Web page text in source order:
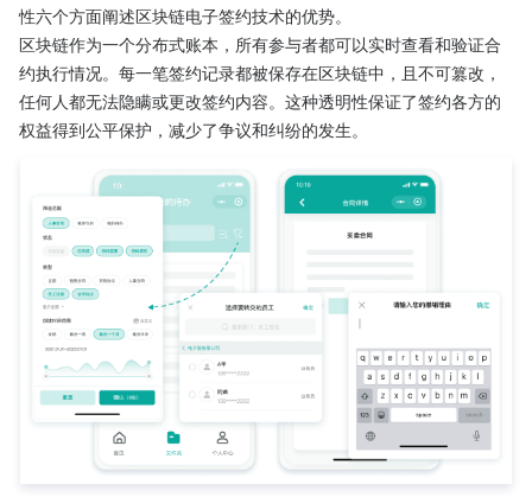
性六个方面阐述区块链电子签约技术的优势。
区块链作为一个分布式账本，所有参与者都可以实时查看和验证合
约执行情况。每一笔签约记录都被保存在区块链中，且不可篡改，
任何人都无法隐瞒或更改签约内容。这种透明性保证了签约各方的
权益得到公平保护，减少了争议和纠纷的发生。